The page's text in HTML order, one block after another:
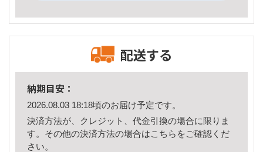
配送する
納期目安：
2026.08.03 18:18頃のお届け予定です。
決済方法が、クレジット、代金引換の場合に限りま
す。その他の決済方法の場合はこちら をご確認くだ
さい。